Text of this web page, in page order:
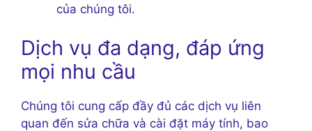
của chúng tôi.
Dịch vụ đa dạng, đáp ứng
mọi nhu cầu
Chúng tôi cung cấp đầy đủ các dịch vụ liên
quan đến sửa chữa và cài đặt máy tính, bao